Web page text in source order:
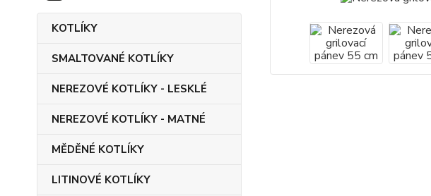
KOTLÍKY
SMALTOVANÉ KOTLÍKY
NEREZOVÉ KOTLÍKY - LESKLÉ
NEREZOVÉ KOTLÍKY - MATNÉ
MĚDĚNÉ KOTLÍKY
LITINOVÉ KOTLÍKY